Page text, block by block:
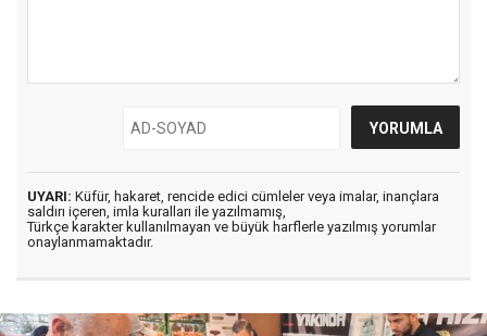
UYARI: Küfür, hakaret, rencide edici cümleler veya imalar, inançlara
saldırı içeren, imla kuralları ile yazılmamış,
Türkçe karakter kullanılmayan ve büyük harflerle yazılmış yorumlar
onaylanmamaktadır.